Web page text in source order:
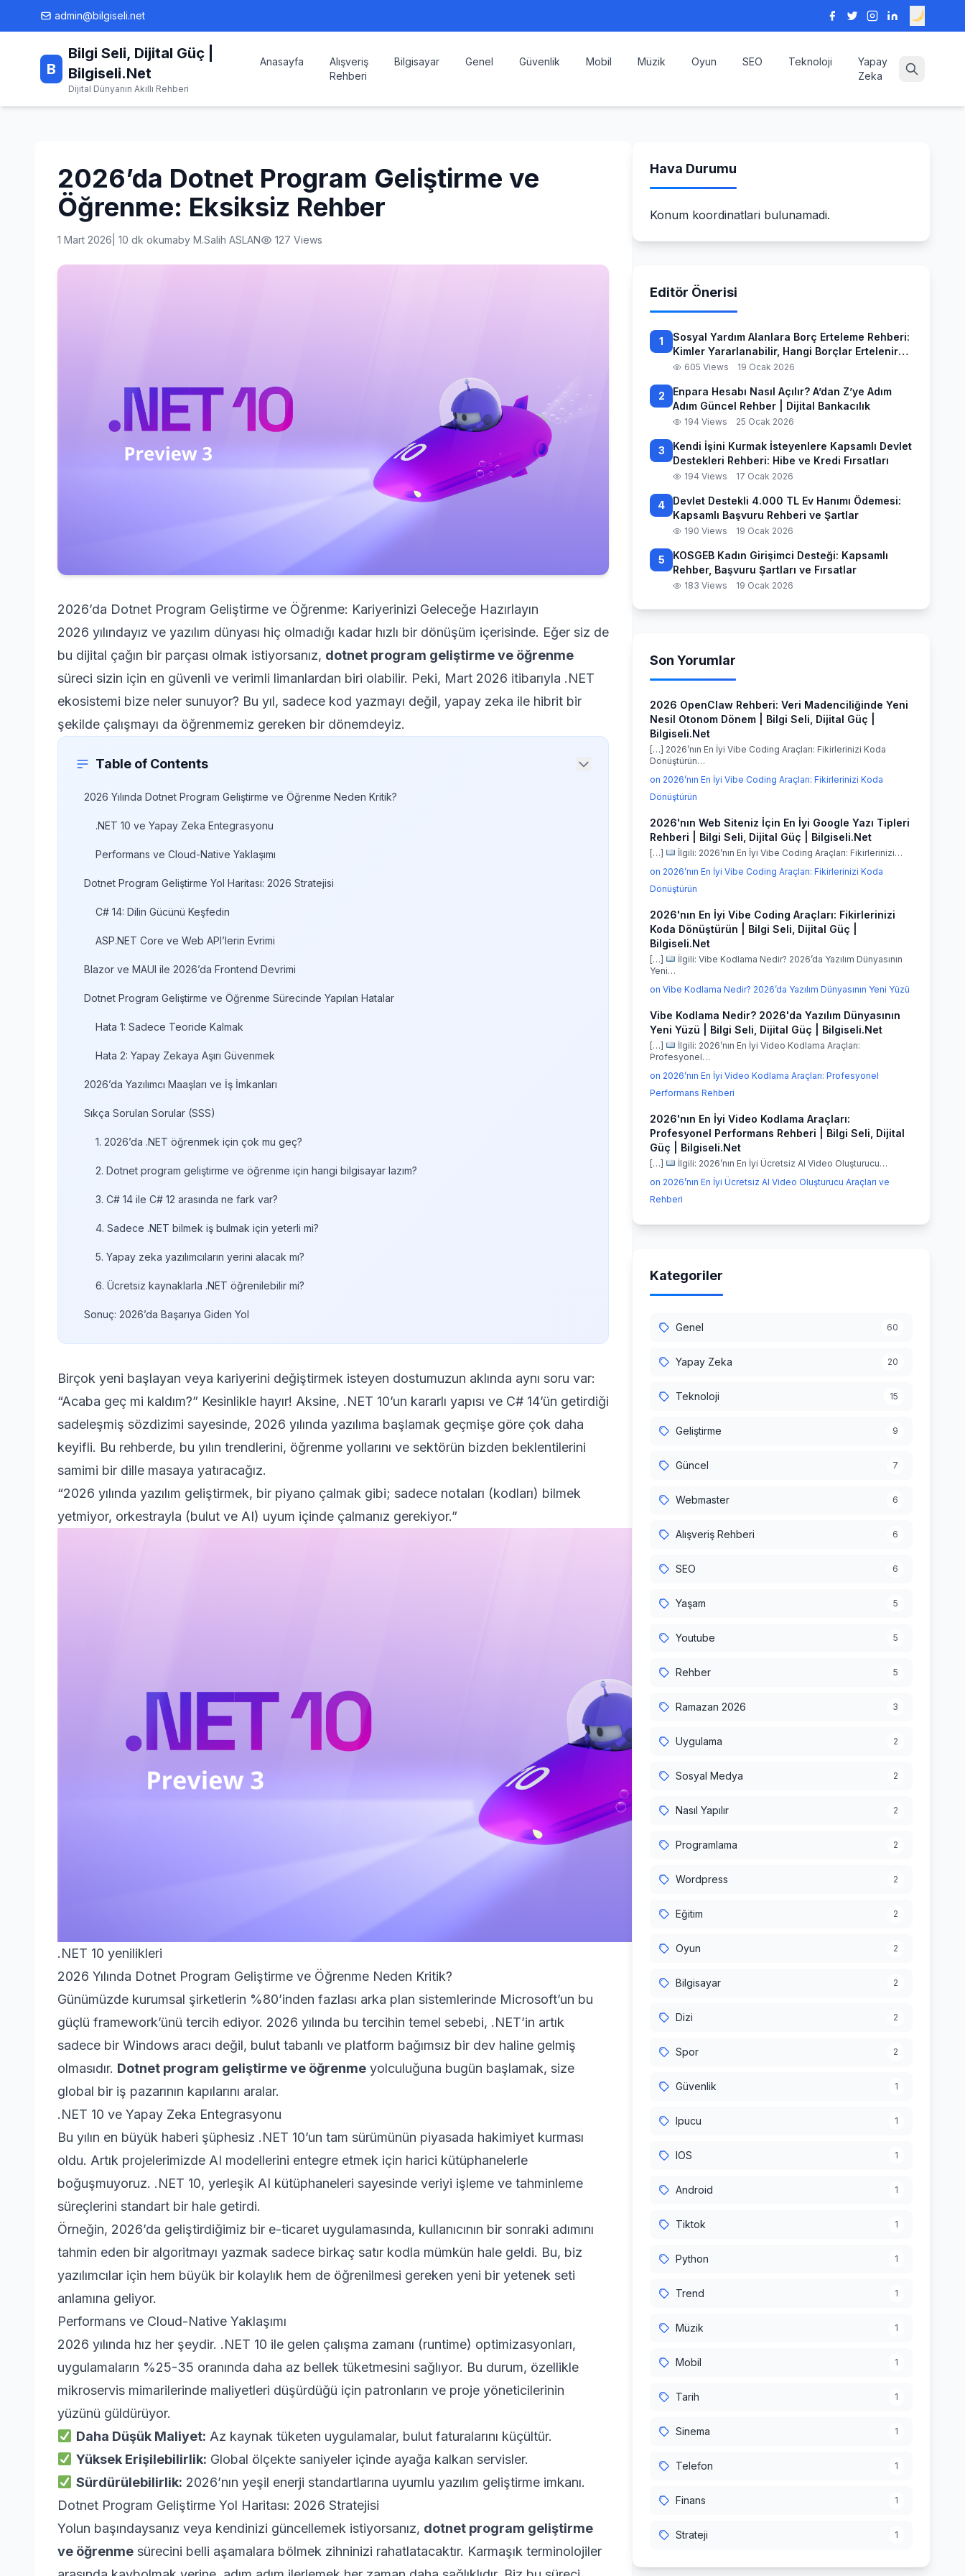
admin@bilgiseli.net
B
Bilgi Seli, Dijital Güç |
Bilgiseli.Net
Dijital Dünyanın Akıllı Rehberi
Anasayfa
Alışveriş
Rehberi
Bilgisayar Genel Güvenlik Mobil Müzik Oyun SEO Teknoloji
Yapay
Zeka
2026’da Dotnet Program Geliştirme ve
Öğrenme: Eksiksiz Rehber
1 Mart 2026 10 dk okumaby M.Salih ASLAN 127 Views
2026’da Dotnet Program Geliştirme ve Öğrenme: Kariyerinizi Geleceğe Hazırlayın
2026 yılındayız ve yazılım dünyası hiç olmadığı kadar hızlı bir dönüşüm içerisinde. Eğer siz de
bu dijital çağın bir parçası olmak istiyorsanız, dotnet program geliştirme ve öğrenme
süreci sizin için en güvenli ve verimli limanlardan biri olabilir. Peki, Mart 2026 itibarıyla .NET
ekosistemi bize neler sunuyor? Bu yıl, sadece kod yazmayı değil, yapay zeka ile hibrit bir
şekilde çalışmayı da öğrenmemiz gereken bir dönemdeyiz.
Table of Contents
2026 Yılında Dotnet Program Geliştirme ve Öğrenme Neden Kritik?
.NET 10 ve Yapay Zeka Entegrasyonu
Performans ve Cloud-Native Yaklaşımı
Dotnet Program Geliştirme Yol Haritası: 2026 Stratejisi
C# 14: Dilin Gücünü Keşfedin
ASP.NET Core ve Web API’lerin Evrimi
Blazor ve MAUI ile 2026’da Frontend Devrimi
Dotnet Program Geliştirme ve Öğrenme Sürecinde Yapılan Hatalar
Hata 1: Sadece Teoride Kalmak
Hata 2: Yapay Zekaya Aşırı Güvenmek
2026’da Yazılımcı Maaşları ve İş İmkanları
Sıkça Sorulan Sorular (SSS)
1. 2026’da .NET öğrenmek için çok mu geç?
2. Dotnet program geliştirme ve öğrenme için hangi bilgisayar lazım?
3. C# 14 ile C# 12 arasında ne fark var?
4. Sadece .NET bilmek iş bulmak için yeterli mi?
5. Yapay zeka yazılımcıların yerini alacak mı?
6. Ücretsiz kaynaklarla .NET öğrenilebilir mi?
Sonuç: 2026’da Başarıya Giden Yol
Birçok yeni başlayan veya kariyerini değiştirmek isteyen dostumuzun aklında aynı soru var:
“Acaba geç mi kaldım?” Kesinlikle hayır! Aksine, .NET 10’un kararlı yapısı ve C# 14’ün getirdiği
sadeleşmiş sözdizimi sayesinde, 2026 yılında yazılıma başlamak geçmişe göre çok daha
keyifli. Bu rehberde, bu yılın trendlerini, öğrenme yollarını ve sektörün bizden beklentilerini
samimi bir dille masaya yatıracağız.
“2026 yılında yazılım geliştirmek, bir piyano çalmak gibi; sadece notaları (kodları) bilmek
yetmiyor, orkestrayla (bulut ve AI) uyum içinde çalmanız gerekiyor.”
.NET 10 yenilikleri
2026 Yılında Dotnet Program Geliştirme ve Öğrenme Neden Kritik?
Günümüzde kurumsal şirketlerin %80’inden fazlası arka plan sistemlerinde Microsoft’un bu
güçlü framework’ünü tercih ediyor. 2026 yılında bu tercihin temel sebebi, .NET’in artık
sadece bir Windows aracı değil, bulut tabanlı ve platform bağımsız bir dev haline gelmiş
olmasıdır. Dotnet program geliştirme ve öğrenme yolculuğuna bugün başlamak, size
global bir iş pazarının kapılarını aralar.
.NET 10 ve Yapay Zeka Entegrasyonu
Bu yılın en büyük haberi şüphesiz .NET 10’un tam sürümünün piyasada hakimiyet kurması
oldu. Artık projelerimizde AI modellerini entegre etmek için harici kütüphanelerle
boğuşmuyoruz. .NET 10, yerleşik AI kütüphaneleri sayesinde veriyi işleme ve tahminleme
süreçlerini standart bir hale getirdi.
Örneğin, 2026’da geliştirdiğimiz bir e-ticaret uygulamasında, kullanıcının bir sonraki adımını
tahmin eden bir algoritmayı yazmak sadece birkaç satır kodla mümkün hale geldi. Bu, biz
yazılımcılar için hem büyük bir kolaylık hem de öğrenilmesi gereken yeni bir yetenek seti
anlamına geliyor.
Performans ve Cloud-Native Yaklaşımı
2026 yılında hız her şeydir. .NET 10 ile gelen çalışma zamanı (runtime) optimizasyonları,
uygulamaların %25-35 oranında daha az bellek tüketmesini sağlıyor. Bu durum, özellikle
mikroservis mimarilerinde maliyetleri düşürdüğü için patronların ve proje yöneticilerinin
yüzünü güldürüyor.
Daha Düşük Maliyet: Az kaynak tüketen uygulamalar, bulut faturalarını küçültür.
Yüksek Erişilebilirlik: Global ölçekte saniyeler içinde ayağa kalkan servisler.
Sürdürülebilirlik: 2026’nın yeşil enerji standartlarına uyumlu yazılım geliştirme imkanı.
Dotnet Program Geliştirme Yol Haritası: 2026 Stratejisi
Yolun başındaysanız veya kendinizi güncellemek istiyorsanız, dotnet program geliştirme
ve öğrenme sürecini belli aşamalara bölmek zihninizi rahatlatacaktır. Karmaşık terminolojiler
Hava Durumu
Konum koordinatlari bulunamadi.
Editör Önerisi
1
Sosyal Yardım Alanlara Borç Erteleme Rehberi:
Kimler Yararlanabilir, Hangi Borçlar Ertelenir
ve Başvuru Süreci
605 Views 19 Ocak 2026
2
Enpara Hesabı Nasıl Açılır? A’dan Z’ye Adım
Adım Güncel Rehber | Dijital Bankacılık
194 Views 25 Ocak 2026
3
Kendi İşini Kurmak İsteyenlere Kapsamlı Devlet
Destekleri Rehberi: Hibe ve Kredi Fırsatları
194 Views 17 Ocak 2026
4
Devlet Destekli 4.000 TL Ev Hanımı Ödemesi:
Kapsamlı Başvuru Rehberi ve Şartlar
190 Views 19 Ocak 2026
5
KOSGEB Kadın Girişimci Desteği: Kapsamlı
Rehber, Başvuru Şartları ve Fırsatlar
183 Views 19 Ocak 2026
Son Yorumlar
2026 OpenClaw Rehberi: Veri Madenciliğinde Yeni
Nesil Otonom Dönem | Bilgi Seli, Dijital Güç |
Bilgiseli.Net
[…] 2026’nın En İyi Vibe Coding Araçları: Fikirlerinizi Koda
Dönüştürün…
on 2026’nın En İyi Vibe Coding Araçları: Fikirlerinizi Koda
Dönüştürün
2026'nın Web Siteniz İçin En İyi Google Yazı Tipleri
Rehberi | Bilgi Seli, Dijital Güç | Bilgiseli.Net
[…]
İlgili: 2026’nın En İyi Vibe Coding Araçları: Fikirlerinizi…
on 2026’nın En İyi Vibe Coding Araçları: Fikirlerinizi Koda
Dönüştürün
2026'nın En İyi Vibe Coding Araçları: Fikirlerinizi
Koda Dönüştürün | Bilgi Seli, Dijital Güç |
Bilgiseli.Net
[…]
İlgili: Vibe Kodlama Nedir? 2026’da Yazılım Dünyasının
Yeni…
on Vibe Kodlama Nedir? 2026’da Yazılım Dünyasının Yeni Yüzü
Vibe Kodlama Nedir? 2026'da Yazılım Dünyasının
Yeni Yüzü | Bilgi Seli, Dijital Güç | Bilgiseli.Net
[…]
İlgili: 2026’nın En İyi Video Kodlama Araçları:
Profesyonel…
on 2026’nın En İyi Video Kodlama Araçları: Profesyonel
Performans Rehberi
2026'nın En İyi Video Kodlama Araçları:
Profesyonel Performans Rehberi | Bilgi Seli, Dijital
Güç | Bilgiseli.Net
[…]
İlgili: 2026’nın En İyi Ücretsiz AI Video Oluşturucu…
on 2026’nın En İyi Ücretsiz AI Video Oluşturucu Araçları ve
Rehberi
Kategoriler
Genel 60
Yapay Zeka 20
Teknoloji 15
Geliştirme 9
Güncel 7
Webmaster 6
Alışveriş Rehberi 6
SEO 6
Yaşam 5
Youtube 5
Rehber 5
Ramazan 2026 3
Uygulama 2
Sosyal Medya 2
Nasıl Yapılır 2
Programlama 2
Wordpress 2
Eğitim 2
Oyun 2
Bilgisayar 2
Dizi 2
Spor 2
Güvenlik 1
Ipucu 1
IOS 1
Android 1
Tiktok 1
Python 1
Trend 1
Müzik 1
Mobil 1
Tarih 1
Sinema 1
Telefon 1
Finans 1
Strateji 1